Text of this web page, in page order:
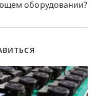
оборудовании?